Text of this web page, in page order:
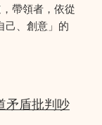
帶領者，依從
己、創意」的
矛盾批判吵